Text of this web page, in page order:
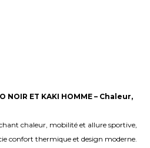
NOIR ET KAKI HOMME – Chaleur,
chaleur, mobilité et allure sportive,
confort thermique et design moderne.